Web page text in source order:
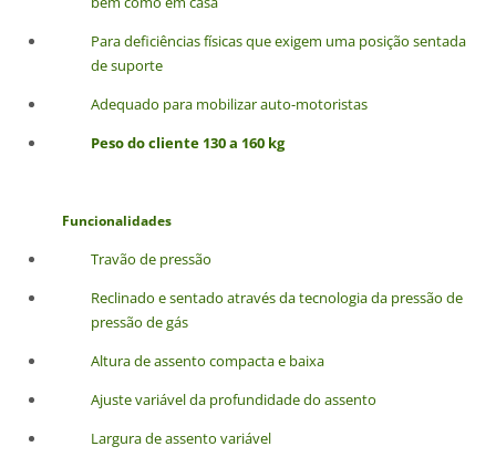
Para deficiências físicas que exigem uma posição sentada
de suporte
Adequado para mobilizar auto-motoristas
Peso do cliente 130 a 160 kg
Funcionalidades
Travão de pressão
Reclinado e sentado através da tecnologia da pressão de
pressão de gás
Altura de assento compacta e baixa
Ajuste variável da profundidade do assento
Largura de assento variável